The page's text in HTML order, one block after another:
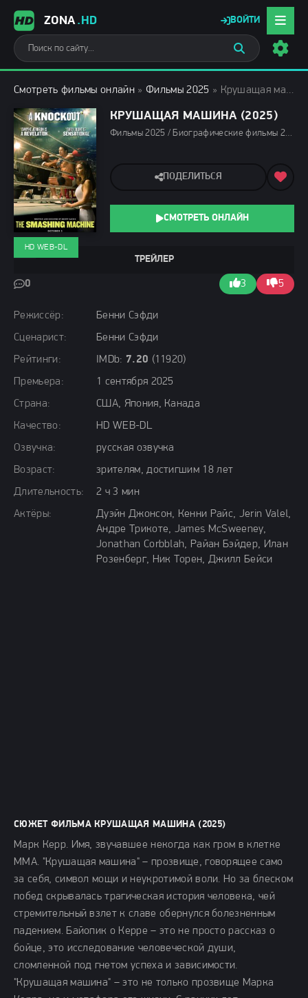
ZONA.HD ВОЙТИ
Смотреть фильмы онлайн » Фильмы 2025 » Крушащая машина (2025)
КРУШАЩАЯ МАШИНА (2025)
Фильмы 2025 / Биографические фильмы 2025 / Драмы 2025 / Зарубежные фильмы 2025 / Новинки кино 2025 / Фильмы осени 2025 / Последние фильмы 2025 / Смотреть фильмы онлайн
Режиссёр:
Бенни Сэфди
Сценарист:
Бенни Сэфди
Рейтинги:
IMDb: 7.20 (11920)
Премьера:
1 сентября 2025
Страна:
США, Япония, Канада
Качество:
HD WEB-DL
Озвучка:
русская озвучка
Возраст:
зрителям, достигшим 18 лет
Длительность:
2 ч 3 мин
Актёры:
Дуэйн Джонсон, Кенни Райс, Jerin Valel,
Андре Трикоте, James McSweeney,
Jonathan Corbblah, Райан Бэйдер, Илан
Розенберг, Ник Торен, Джилл Бейси
ТРЕЙЛЕР
0 3 5
HD WEB-DL
ПОДЕЛИТЬСЯ
СМОТРЕТЬ ОНЛАЙН
СЮЖЕТ ФИЛЬМА КРУШАЩАЯ МАШИНА (2025)
Марк Керр. Имя, звучавшее некогда как гром в клетке
MMA. "Крушащая машина" – прозвище, говорящее само
за себя, символ мощи и неукротимой воли. Но за блеском
побед скрывалась трагическая история человека, чей
стремительный взлет к славе обернулся болезненным
падением. Байопик о Керре – это не просто рассказ о
бойце, это исследование человеческой души,
сломленной под гнетом успеха и зависимости.
"Крушащая машина" – это не только прозвище Марка